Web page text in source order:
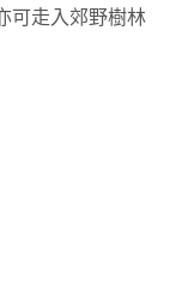
可走入郊野樹林